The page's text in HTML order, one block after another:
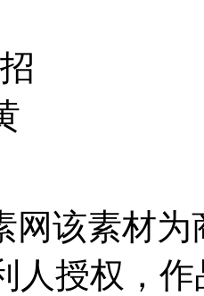
网该素材
人授权，